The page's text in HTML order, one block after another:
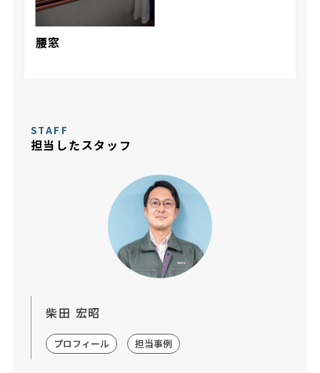
腰窓
STAFF
担当したスタッフ
柴田 宏昭
プロフィール 担当事例